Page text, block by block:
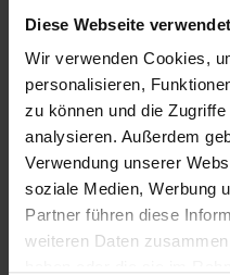
Diese Webseite
Wir verwenden Cookies,
personalisieren,
zu können und die
analysieren. Außerdem
Verwendung unserer
soziale Medien, Werbung
Partner führen diese
weiteren Daten